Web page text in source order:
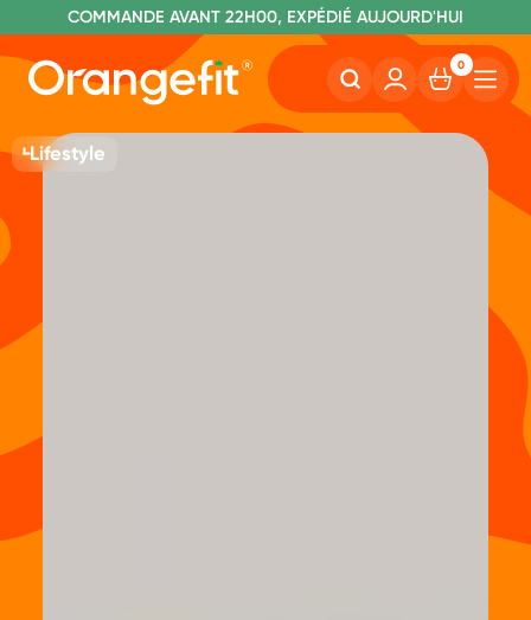
SANS LACTOSE ET SUCRALOSE
COMMANDE AVANT 22H00, EXPÉDIÉ AUJOURD'HUI
LIVRAISON GRATUITE À PARTIR DE 60€
0
Lifestyle